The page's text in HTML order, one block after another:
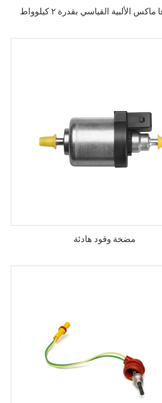
الألبية القياسي بقدرة ٢ كيلوواط
مضخة وقود هادئة